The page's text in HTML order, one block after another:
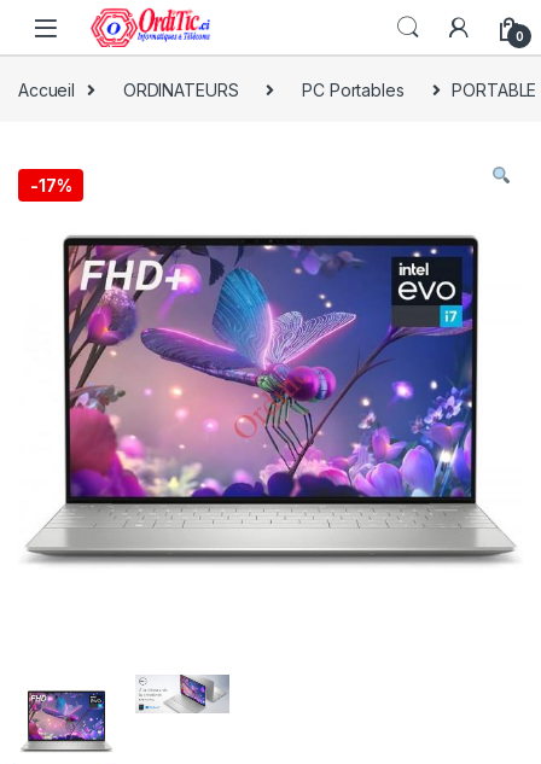
0
Accueil ORDINATEURS PC Portables
-17%